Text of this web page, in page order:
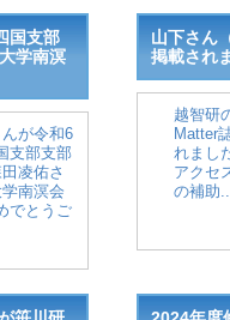
国支部
学南溟
が令和6
支部支部
凌佑さ
南溟会
でとうご
山下さん
掲載され
越智研
Matter
れまし
アクセ
の補助